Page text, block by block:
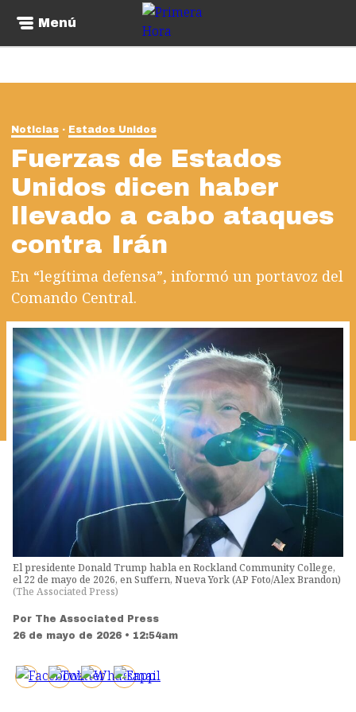
Menú
Noticias Estados Unidos
Fuerzas de Estados
Unidos dicen haber
llevado a cabo ataques
contra Irán
En “legítima defensa”, informó un portavoz del
Comando Central.
El presidente Donald Trump habla en Rockland Community College,
el 22 de mayo de 2026, en Suffern, Nueva York (AP Foto/Alex Brandon)
(The Associated Press)
Por The Associated Press
26 de mayo de 2026 • 12:54am